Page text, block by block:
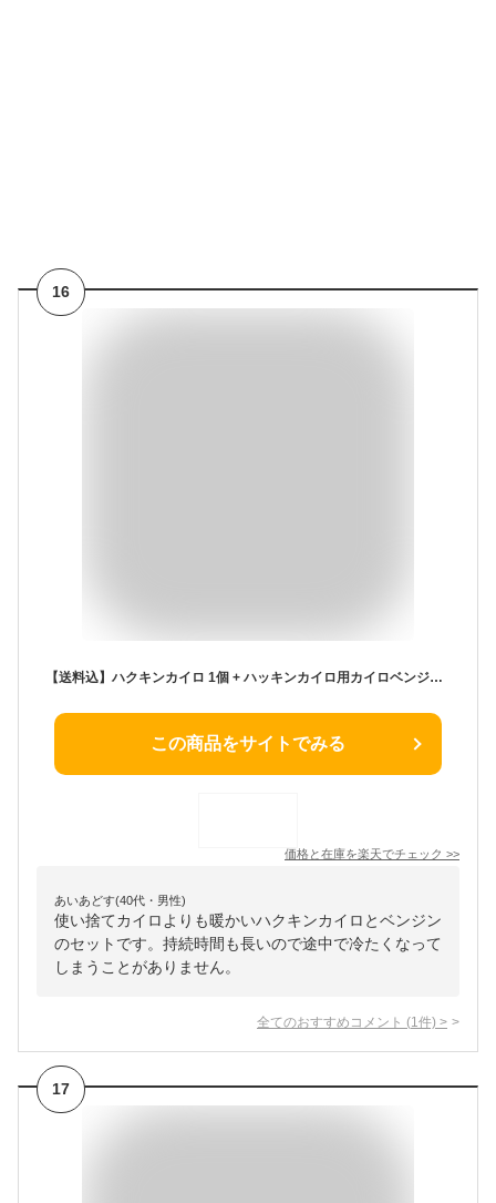
16
【送料込】ハクキンカイロ 1個 + ハッキンカイロ用カイロベンジン 500ml ×1本セット
この商品をサイトでみる
価格と在庫を楽天でチェック >>
あいあどす(40代・男性)
使い捨てカイロよりも暖かいハクキンカイロとベンジン
のセットです。持続時間も長いので途中で冷たくなって
しまうことがありません。
全てのおすすめコメント (1 件) >
17